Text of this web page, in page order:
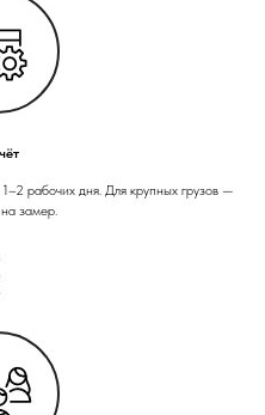
рабочих дня. Для крупных грузов —
замер.